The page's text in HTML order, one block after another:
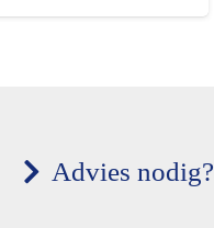
Advies nodig?